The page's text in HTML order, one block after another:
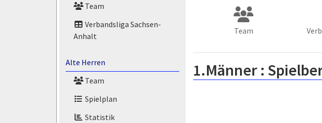
Team
Verbandsliga Sachsen-
Anhalt
Alte Herren
Team
Spielplan
Statistik
Team
1.Männer :